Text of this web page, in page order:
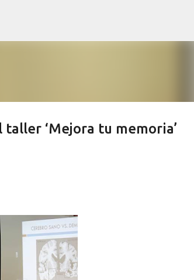
‘Mejora tu memoria’